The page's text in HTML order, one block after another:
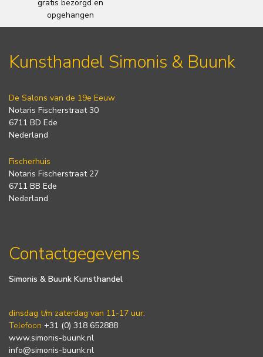
gratis bezorgd en
opgehangen
Kunsthandel Simonis & Buunk
De Salons van de 19e Eeuw
Notaris Fischerstraat 30
6711 BD Ede
Nederland
Fischerhuis
Notaris Fischerstraat 27
6711 BB Ede
Nederland
Contactgegevens
Simonis & Buunk Kunsthandel
dinsdag t/m zaterdag van 11-17 uur.
Telefoon +31 (0) 318 652888
www.simonis-buunk.nl
info@simonis-buunk.nl